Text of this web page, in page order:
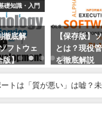
礎知識・入門
徹底解
フトウェ
版】
【保存版】
とは？現役
を徹底解説
ートは「質が悪い」は嘘？